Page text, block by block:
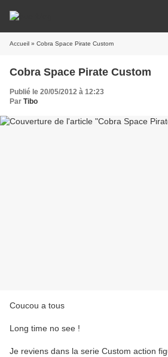
Accueil » Cobra Space Pirate Custom
Cobra Space Pirate Custom
Publié le 20/05/2012 à 12:23
Par Tibo
Coucou a tous
Long time no see !
Je reviens dans la serie Custom action